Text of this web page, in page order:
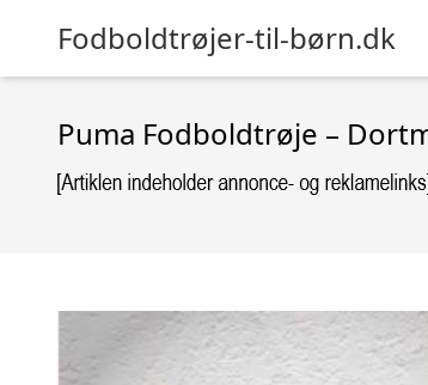
Fodboldtrøjer-til-børn.dk
Puma Fodboldtrøje –